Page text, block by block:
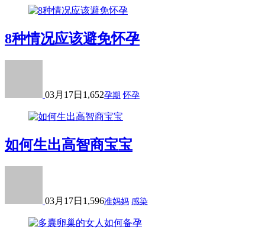
8种情况应该避免怀孕
03月17日 1,652孕期 怀孕
如何生出高智商宝宝
03月17日 1,596准妈妈 感染